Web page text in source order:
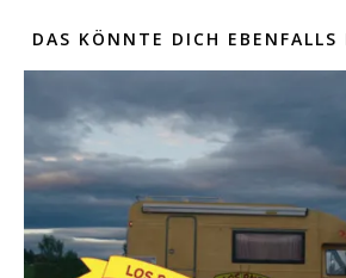
DAS KÖNNTE DICH EBENFALLS